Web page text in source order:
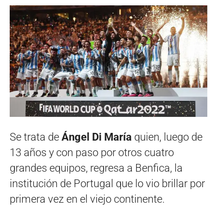
Se trata de Ángel Di María quien, luego de
13 años y con paso por otros cuatro
grandes equipos, regresa a Benfica, la
institución de Portugal que lo vio brillar por
primera vez en el viejo continente.